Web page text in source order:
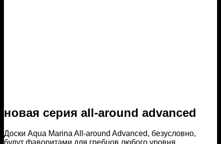
новая серия all-around advanced
Доски Aqua Marina All-around Advanced, безусловно,
будут фаворитами для гребцов любого уровня.